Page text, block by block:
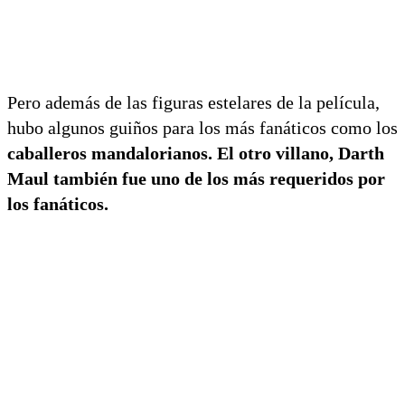
Pero además de las figuras estelares de la película,
hubo algunos guiños para los más fanáticos como los
caballeros mandalorianos. El otro villano, Darth
Maul también fue uno de los más requeridos por
los fanáticos.